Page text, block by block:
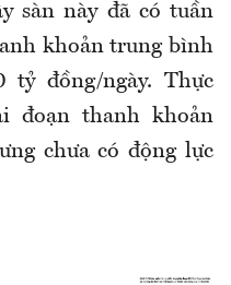
sàn này đã có tuần
khoản trung bình
tỷ đồng/ngày. Thực
đoạn thanh khoản
chưa có động lực